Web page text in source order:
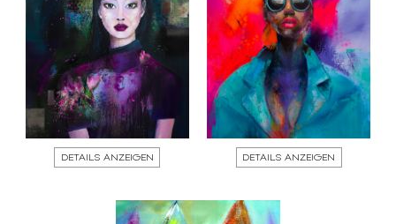
DETAILS ANZEIGEN DETAILS ANZEIGEN